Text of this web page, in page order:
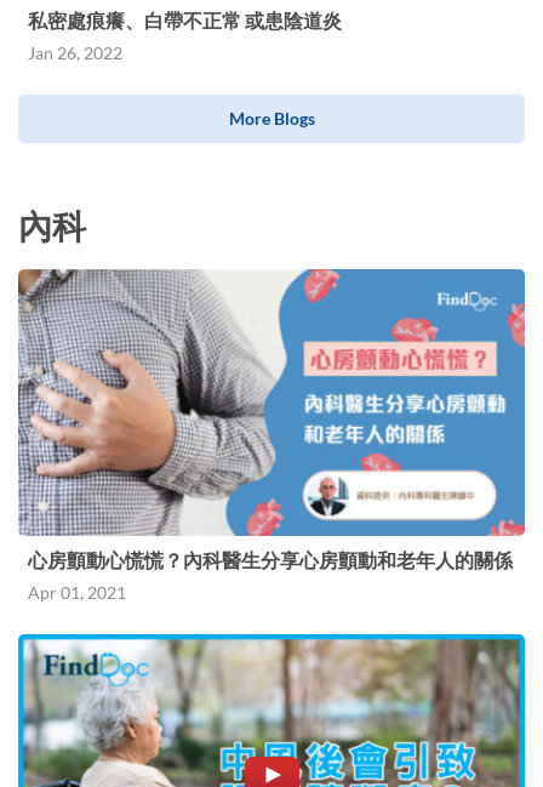
私密處痕癢、白帶不正常 或患陰道炎
Jan 26, 2022
More Blogs
內科
心房顫動心慌慌？內科醫生分享心房顫動和老年人的關係
Apr 01, 2021